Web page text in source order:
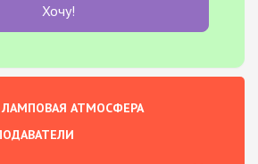
Хочу!
ЛАМПОВАЯ АТМОСФЕРА